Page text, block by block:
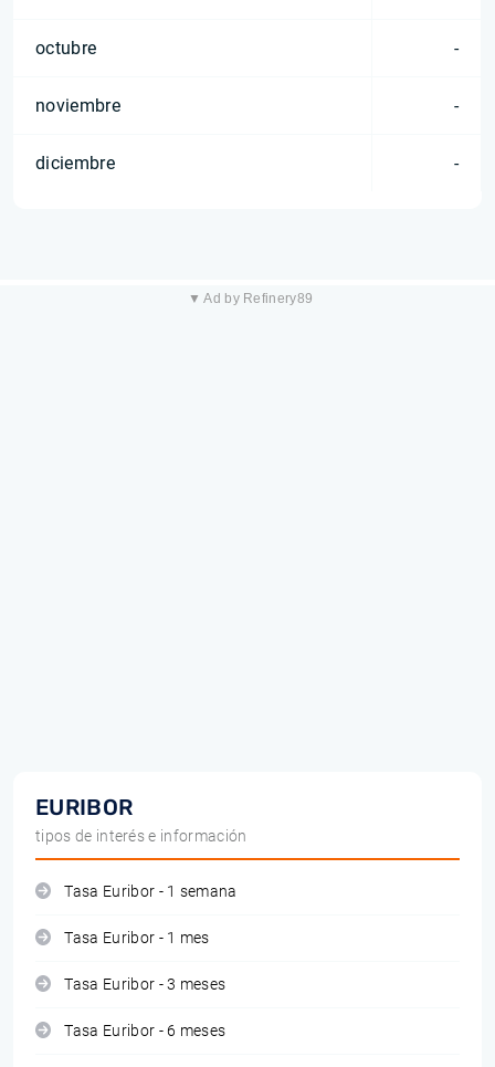
octubre -
noviembre -
diciembre -
▼ Ad by Refinery89
EURIBOR
tipos de interés e información
Tasa Euribor - 1 semana
Tasa Euribor - 1 mes
Tasa Euribor - 3 meses
Tasa Euribor - 6 meses